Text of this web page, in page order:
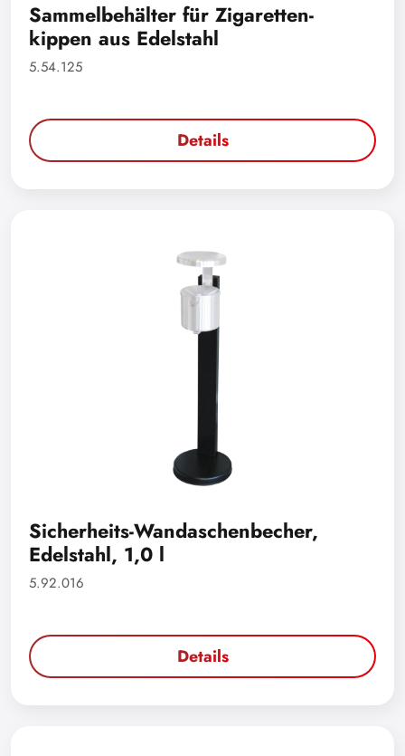
Sammelbehälter für Zigaretten-
kippen aus Edelstahl
5.54.125
Details
Sicherheits-Wandaschenbecher,
Edelstahl, 1,0 l
5.92.016
Details